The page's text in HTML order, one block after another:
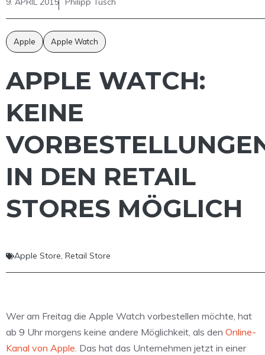
Apple Apple Watch
APPLE WATCH:
KEINE
IN DEN RETAIL
STORES MÖGLICH
Apple Store, Retail Store
Wer am Freitag die Apple Watch vorbestellen möchte, hat
ab 9 Uhr morgens keine andere Möglichkeit, als den Online-
Kanal von Apple. Das hat das Unternehmen jetzt in einer